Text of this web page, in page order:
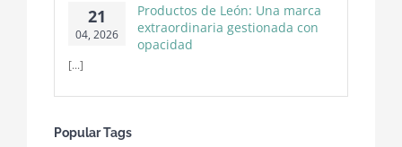
21
04, 2026
Productos de León: Una marca
extraordinaria gestionada con
opacidad
[...]
Popular Tags